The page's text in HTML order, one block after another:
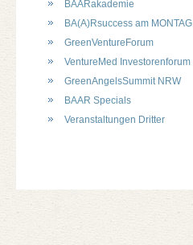
BAARakademie
BA(A)Rsuccess am MONTAG
GreenVentureForum
VentureMed Investorenforum
GreenAngelsSummit NRW
BAAR Specials
Veranstaltungen Dritter